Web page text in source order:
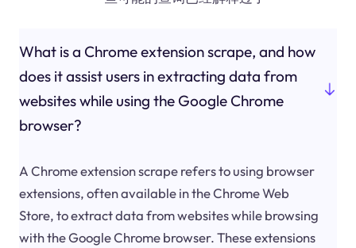
What is a Chrome extension scrape, and how
does it assist users in extracting data from
websites while using the Google Chrome
browser?
A Chrome extension scrape refers to using browser
extensions, often available in the Chrome Web
Store, to extract data from websites while browsing
with the Google Chrome browser. These extensions